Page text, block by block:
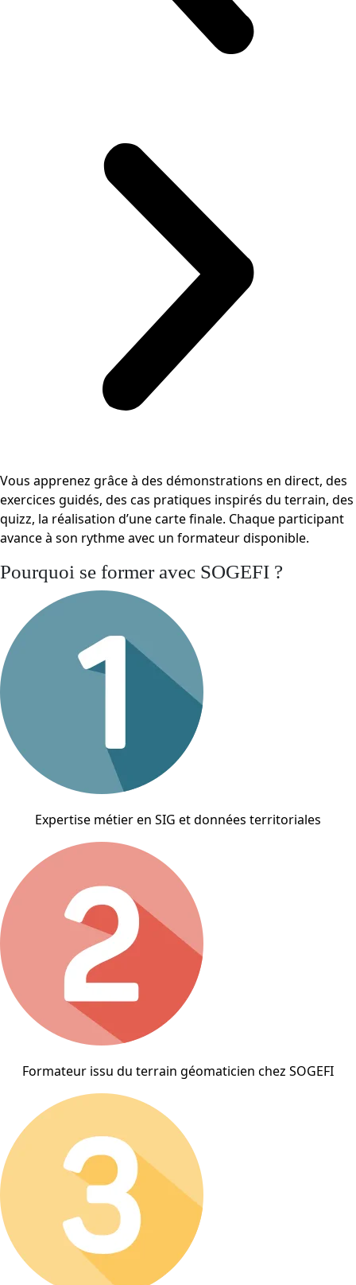
Vous apprenez grâce à des démonstrations en direct, des
exercices guidés, des cas pratiques inspirés du terrain, des
quizz, la réalisation d’une carte finale. Chaque participant
avance à son rythme avec un formateur disponible.
Pourquoi se former avec SOGEFI ?
Expertise métier en SIG et données territoriales
Formateur issu du terrain géomaticien chez SOGEFI